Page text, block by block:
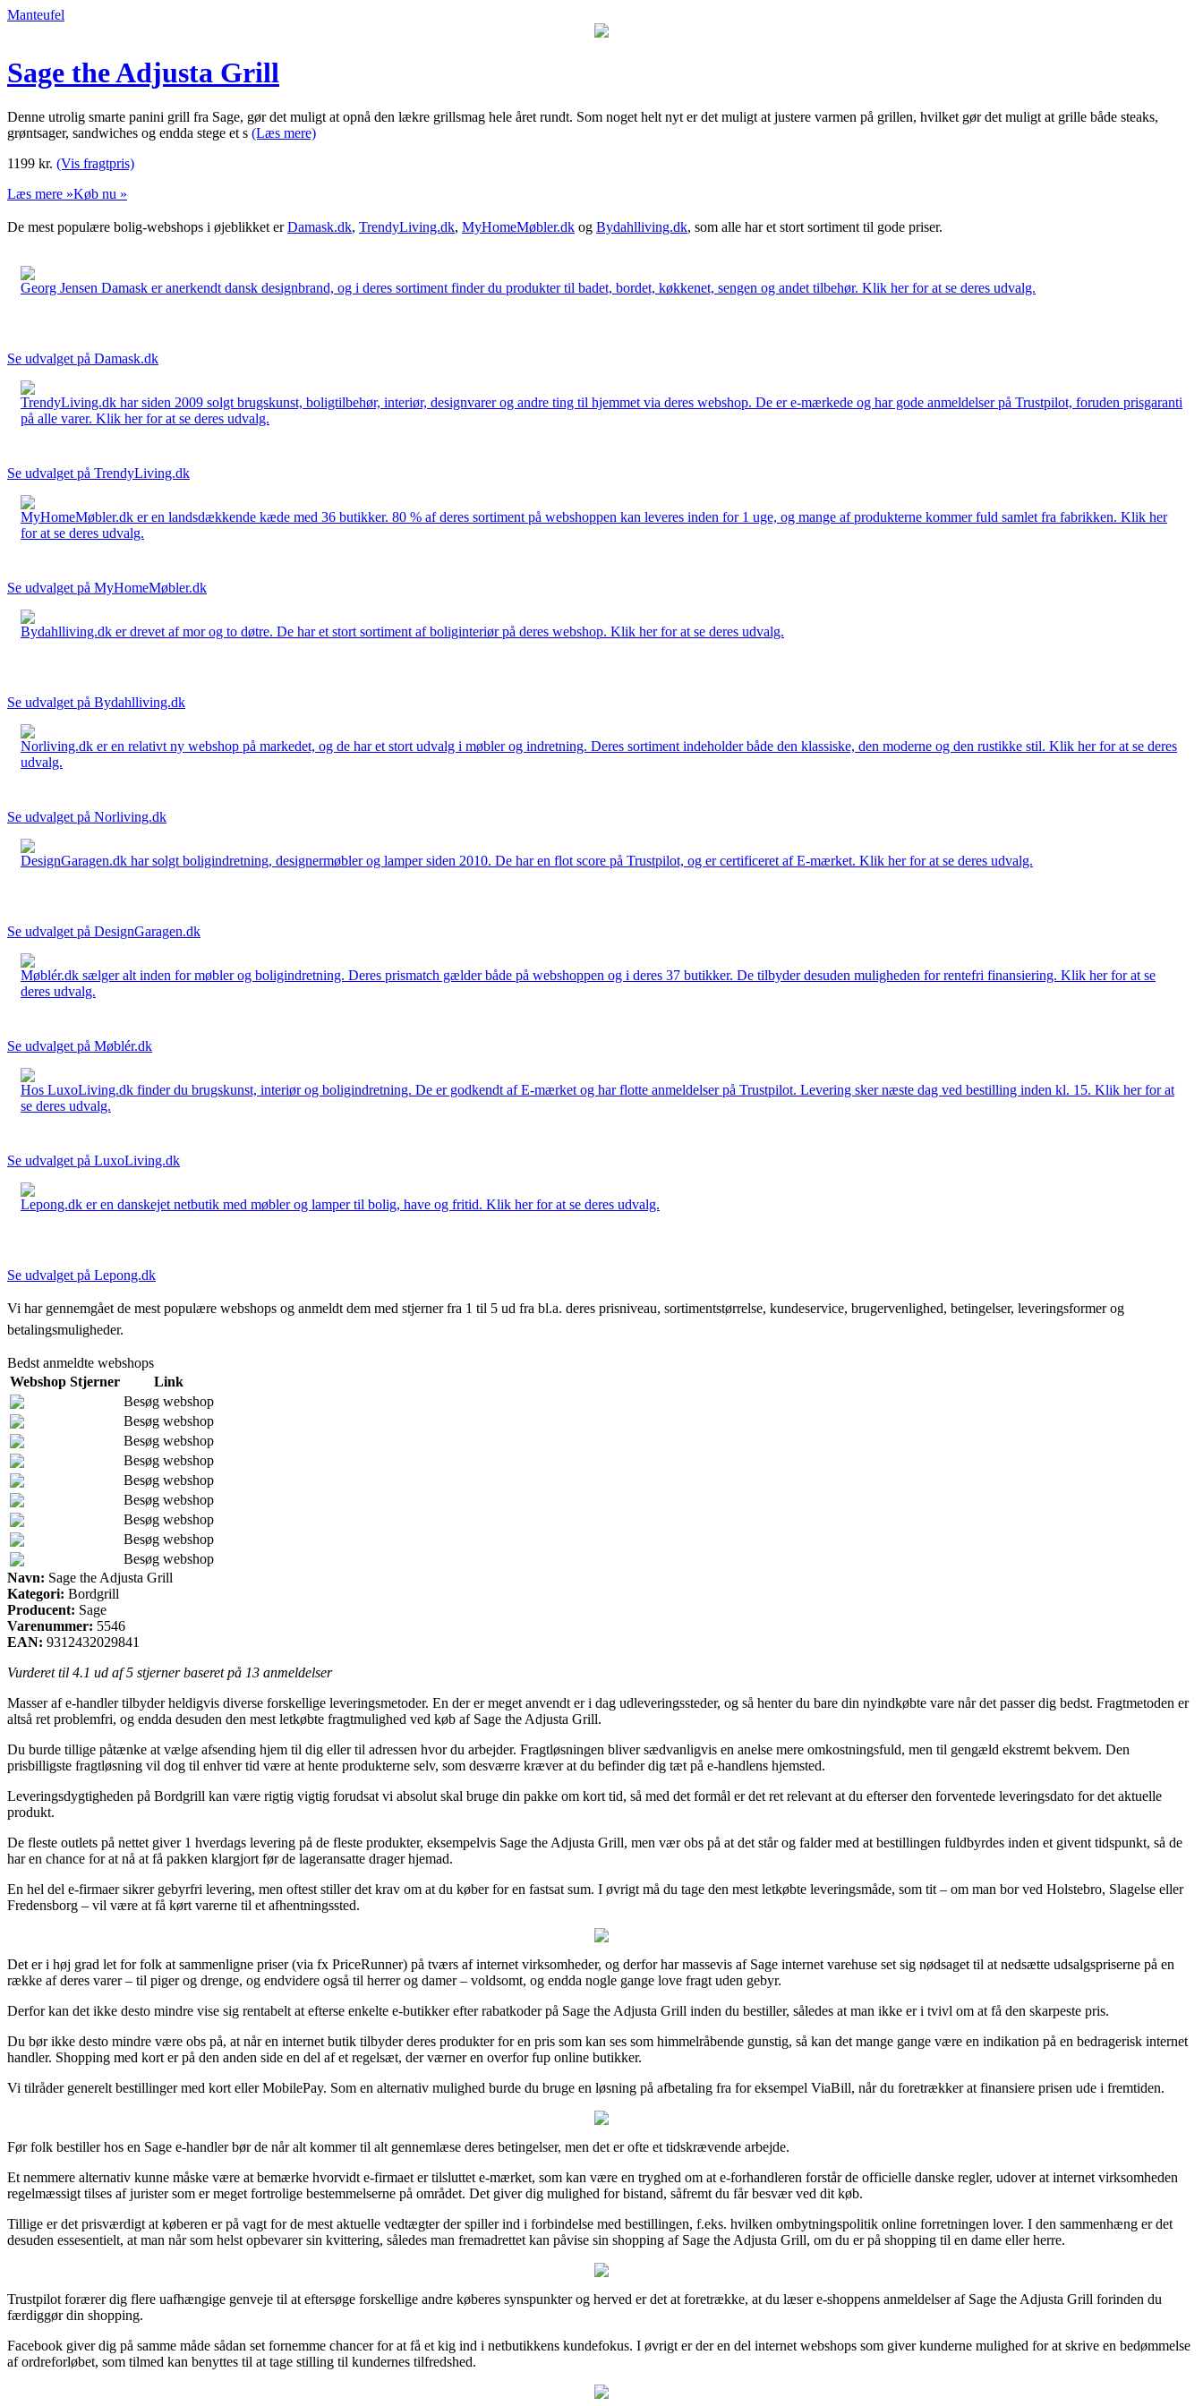
Manteufel
Sage the Adjusta Grill
Denne utrolig smarte panini grill fra Sage, gør det muligt at opnå den lækre grillsmag hele året rundt. Som noget helt nyt er det muligt at justere varmen på grillen, hvilket gør det muligt at grille både steaks,
grøntsager, sandwiches og endda stege et s (Læs mere)
1199 kr. (Vis fragtpris)
Læs mere »Køb nu »
De mest populære bolig-webshops i øjeblikket erDamask.dk, TrendyLiving.dk, MyHomeMøbler.dk og Bydahlliving.dk, som alle har et stort sortiment til gode priser.
Georg Jensen Damask er anerkendt dansk designbrand, og i deres sortiment finder du produkter til badet, bordet, køkkenet, sengen og andet tilbehør. Klik her for at se deres udvalg.
Se udvalget på Damask.dk
TrendyLiving.dk har siden 2009 solgt brugskunst, boligtilbehør, interiør, designvarer og andre ting til hjemmet via deres webshop. De er e-mærkede og har gode anmeldelser på Trustpilot, foruden prisgaranti
på alle varer. Klik her for at se deres udvalg.
Se udvalget på TrendyLiving.dk
MyHomeMøbler.dk er en landsdækkende kæde med 36 butikker. 80 % af deres sortiment på webshoppen kan leveres inden for 1 uge, og mange af produkterne kommer fuld samlet fra fabrikken. Klik her
for at se deres udvalg.
Se udvalget på MyHomeMøbler.dk
Bydahlliving.dk er drevet af mor og to døtre. De har et stort sortiment af boliginteriør på deres webshop. Klik her for at se deres udvalg.
Se udvalget på Bydahlliving.dk
Norliving.dk er en relativt ny webshop på markedet, og de har et stort udvalg i møbler og indretning. Deres sortiment indeholder både den klassiske, den moderne og den rustikke stil. Klik her for at se deres
udvalg.
Se udvalget på Norliving.dk
DesignGaragen.dk har solgt boligindretning, designermøbler og lamper siden 2010. De har en flot score på Trustpilot, og er certificeret af E-mærket. Klik her for at se deres udvalg.
Se udvalget på DesignGaragen.dk
Møblér.dk sælger alt inden for møbler og boligindretning. Deres prismatch gælder både på webshoppen og i deres 37 butikker. De tilbyder desuden muligheden for rentefri finansiering. Klik her for at se
deres udvalg.
Se udvalget på Møblér.dk
Hos LuxoLiving.dk finder du brugskunst, interiør og boligindretning. De er godkendt af E-mærket og har flotte anmeldelser på Trustpilot. Levering sker næste dag ved bestilling inden kl. 15. Klik her for at
se deres udvalg.
Se udvalget på LuxoLiving.dk
Lepong.dk er en danskejet netbutik med møbler og lamper til bolig, have og fritid. Klik her for at se deres udvalg.
Se udvalget på Lepong.dk
Vi har gennemgået de mest populære webshops og anmeldt dem med stjerner fra 1 til 5 ud fra bl.a. deres prisniveau, sortimentstørrelse, kundeservice, brugervenlighed, betingelser, leveringsformer og
betalingsmuligheder.
Bedst anmeldte webshops
Webshop Stjerner
Link
Besøg webshop
Besøg webshop
Besøg webshop
Besøg webshop
Besøg webshop
Besøg webshop
Besøg webshop
Besøg webshop
Besøg webshop
Navn: Sage the Adjusta Grill
Kategori: Bordgrill
Producent: Sage
Varenummer: 5546
EAN: 9312432029841
Vurderet til 4.1 ud af 5 stjerner baseret på 13 anmeldelser
Masser af e-handler tilbyder heldigvis diverse forskellige leveringsmetoder. En der er meget anvendt er i dag udleveringssteder, og så henter du bare din nyindkøbte vare når det passer dig bedst. Fragtmetoden er
altså ret problemfri, og endda desuden den mest letkøbte fragtmulighed ved køb af Sage the Adjusta Grill.
Du burde tillige påtænke at vælge afsending hjem til dig eller til adressen hvor du arbejder. Fragtløsningen bliver sædvanligvis en anelse mere omkostningsfuld, men til gengæld ekstremt bekvem. Den
prisbilligste fragtløsning vil dog til enhver tid være at hente produkterne selv, som desværre kræver at du befinder dig tæt på e-handlens hjemsted.
Leveringsdygtigheden på Bordgrill kan være rigtig vigtig forudsat vi absolut skal bruge din pakke om kort tid, så med det formål er det ret relevant at du efterser den forventede leveringsdato for det aktuelle
produkt.
De fleste outlets på nettet giver 1 hverdags levering på de fleste produkter, eksempelvis Sage the Adjusta Grill, men vær obs på at det står og falder med at bestillingen fuldbyrdes inden et givent tidspunkt, så de
har en chance for at nå at få pakken klargjort før de lageransatte drager hjemad.
En hel del e-firmaer sikrer gebyrfri levering, men oftest stiller det krav om at du køber for en fastsat sum. I øvrigt må du tage den mest letkøbte leveringsmåde, som tit – om man bor ved Holstebro, Slagelse eller
Fredensborg – vil være at få kørt varerne til et afhentningssted.
Det er i høj grad let for folk at sammenligne priser (via fx PriceRunner) på tværs af internet virksomheder, og derfor har massevis af Sage internet varehuse set sig nødsaget til at nedsætte udsalgspriserne på en
række af deres varer – til piger og drenge, og endvidere også til herrer og damer – voldsomt, og endda nogle gange love fragt uden gebyr.
Derfor kan det ikke desto mindre vise sig rentabelt at efterse enkelte e-butikker efter rabatkoder på Sage the Adjusta Grill inden du bestiller, således at man ikke er i tvivl om at få den skarpeste pris.
Du bør ikke desto mindre være obs på, at når en internet butik tilbyder deres produkter for en pris som kan ses som himmelråbende gunstig, så kan det mange gange være en indikation på en bedragerisk internet
handler. Shopping med kort er på den anden side en del af et regelsæt, der værner en overfor fup online butikker.
Vi tilråder generelt bestillinger med kort eller MobilePay. Som en alternativ mulighed burde du bruge en løsning på afbetaling fra for eksempel ViaBill, når du foretrækker at finansiere prisen ude i fremtiden.
Før folk bestiller hos en Sage e-handler bør de når alt kommer til alt gennemlæse deres betingelser, men det er ofte et tidskrævende arbejde.
Et nemmere alternativ kunne måske være at bemærke hvorvidt e-firmaet er tilsluttet e-mærket, som kan være en tryghed om at e-forhandleren forstår de officielle danske regler, udover at internet virksomheden
regelmæssigt tilses af jurister som er meget fortrolige bestemmelserne på området. Det giver dig mulighed for bistand, såfremt du får besvær ved dit køb.
Tillige er det prisværdigt at køberen er på vagt for de mest aktuelle vedtægter der spiller ind i forbindelse med bestillingen, f.eks. hvilken ombytningspolitik online forretningen lover. I den sammenhæng er det
desuden essesentielt, at man når som helst opbevarer sin kvittering, således man fremadrettet kan påvise sin shopping af Sage the Adjusta Grill, om du er på shopping til en dame eller herre.
Trustpilot forærer dig flere uafhængige genveje til at eftersøge forskellige andre køberes synspunkter og herved er det at foretrække, at du læser e-shoppens anmeldelser af Sage the Adjusta Grill forinden du
færdiggør din shopping.
Facebook giver dig på samme måde sådan set fornemme chancer for at få et kig ind i netbutikkens kundefokus. I øvrigt er der en del internet webshops som giver kunderne mulighed for at skrive en bedømmelse
af ordreforløbet, som tilmed kan benyttes til at tage stilling til kundernes tilfredshed.